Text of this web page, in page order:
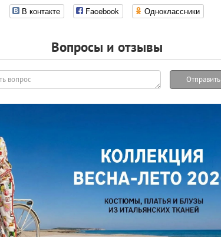
В контакте Facebook Одноклассники
Вопросы и отзывы
Отправить